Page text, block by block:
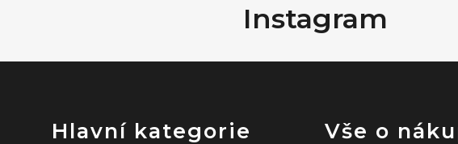
Instagram
Hlavní kategorie Vše o